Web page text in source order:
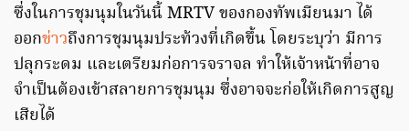
ซึ่งในการชุมนุมในวันนี้ MRTV ของกองทัพเมียนมา ได้
ออกข่าวถึงการชุมนุมประท้วงที่เกิดขึ้น โดยระบุว่า มีการ
ปลุกระดม และเตรียมก่อการจราจล ทำให้เจ้าหน้าที่อาจ
จำเป็นต้องเข้าสลายการชุมนุม ซึ่งอาจจะก่อให้เกิดการสูญ
เสียได้